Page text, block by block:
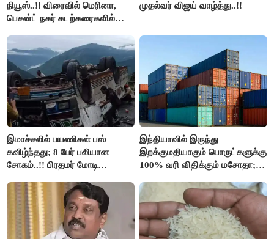
நியூஸ்..!! விரைவில் மெரினா,
பெசன்ட் நகர் கடற்கரைகளில்
முதல்வர் விஜய் வாழ்த்து..!!
இமாச்சலில் பயணிகள் பஸ்
கவிழ்ந்தது; 8 பேர் பலியான
சோகம்..!! பிரதமர் மோடி
இந்தியாவில் இருந்து
இறக்குமதியாகும் பொருட்களுக்கு
100% வரி விதிக்கும் மசோதா;